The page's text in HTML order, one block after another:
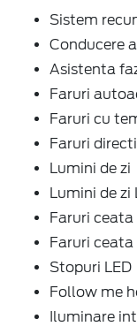
Sistem
Conducere
Asistenta
Faruri
Faruri cu
Faruri
Lumini de zi
Lumini de zi
Faruri ceata
Faruri ceata
Stopuri LED
Follow me
Iluminare